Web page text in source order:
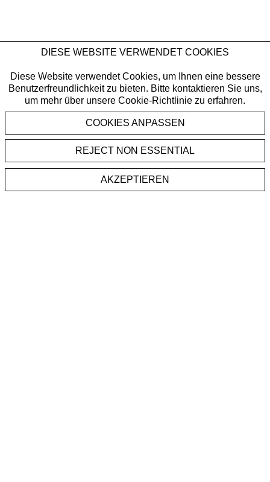
DIESE WEBSITE VERWENDET COOKIES
Diese Website verwendet Cookies, um Ihnen eine bessere
Benutzerfreundlichkeit zu bieten. Bitte kontaktieren Sie uns,
um mehr über unsere Cookie-Richtlinie zu erfahren.
REJECT NON ESSENTIAL
AKZEPTIEREN